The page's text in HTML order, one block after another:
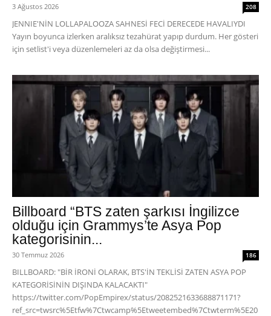
3 Ağustos 2026 208
JENNIE'NİN LOLLAPALOOZA SAHNESİ FECİ DERECEDE HAVALIYDI
Yayın boyunca izlerken aralıksız tezahürat yapıp durdum. Her gösteri
için setlist'i veya düzenlemeleri az da olsa değiştirmesi...
Billboard “BTS zaten şarkısı İngilizce
olduğu için Grammys’te Asya Pop
kategorisinin...
30 Temmuz 2026 186
BILLBOARD: "BİR İRONİ OLARAK, BTS'İN TEKLİSİ ZATEN ASYA POP
KATEGORİSİNİN DIŞINDA KALACAKTI"
https://twitter.com/PopEmpirex/status/2082521633688871171?
ref_src=twsrc%5Etfw%7Ctwcamp%5Etweetembed%7Ctwterm%5E20